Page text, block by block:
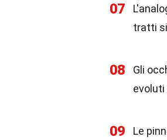
07
tratti
08
Gli
09
Le